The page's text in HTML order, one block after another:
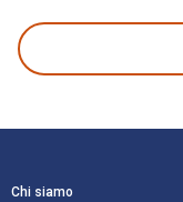
Chi siamo